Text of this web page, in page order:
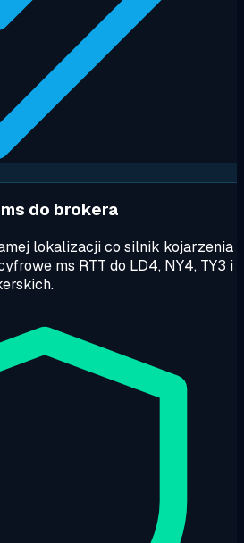
do brokera
lokalizacji co silnik kojarzenia
ms RTT do LD4, NY4, TY3 i